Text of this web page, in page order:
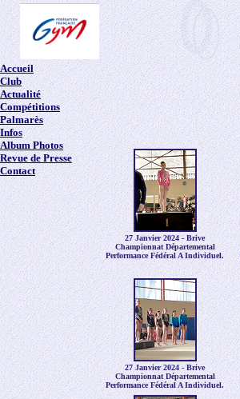
Accueil
Club
Actualité
Compétitions
Palmarès
Infos
Album Photos
Revue de Presse
Contact
27 Janvier 2024 - Brive
Championnat Départemental
Performance Fédéral A Individuel.
27 Janvier 2024 - Brive
Championnat Départemental
Performance Fédéral A Individuel.